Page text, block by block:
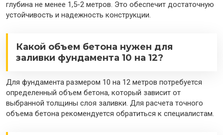
глубина не менее 1,5-2 метров. Это обеспечит достаточную
устойчивость и надежность конструкции.
Какой объем бетона нужен для
заливки фундамента 10 на 12?
Для фундамента размером 10 на 12 метров потребуется
определенный объем бетона, который зависит от
выбранной толщины слоя заливки. Для расчета точного
объема бетона рекомендуется обратиться к специалистам.